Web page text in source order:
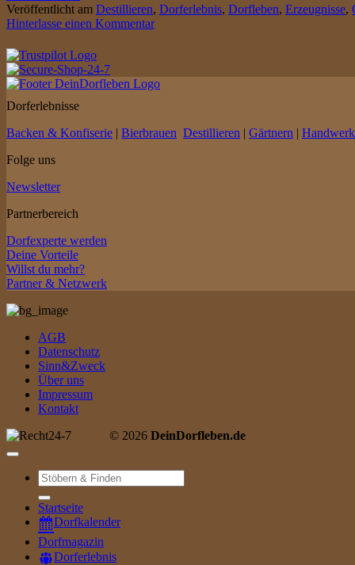
Veröffentlicht am Destillieren, Dorferlebnis, Dorfleben, Erzeugnisse,
Hinterlasse einen Kommentar
Dorferlebnisse
Backen & Konfiserie | Bierbrauen Destillieren | Gärtnern | Handwerk
Folge uns
Newsletter
Partnerbereich
Dorfexperte werden
Deine Vorteile
Willst du mehr?
Partner & Netzwerk
AGB
Datenschutz
Sinn&Zweck
Über uns
Impressum
Kontakt
© 2026 DeinDorfleben.de
Suche
nach:
Startseite
Dorfkalender
Dorfmagazin
Dorferlebnis